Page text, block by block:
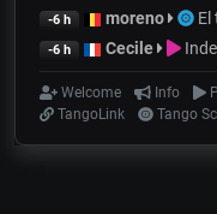
-6 h moreno El
-6 h Cecile
Welcome Info
TangoLink
Tango